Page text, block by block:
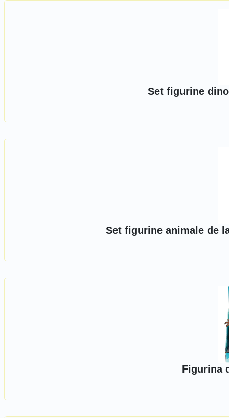
Set figurine
Set figurine animale de
Figurina